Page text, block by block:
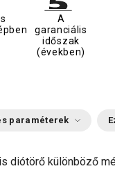
A
garanciális
időszak
(években)
paraméterek
diótörő különböző